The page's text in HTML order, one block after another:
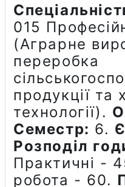
015
(Аграрне
переробка
продукції та
технології).
Семестр: 6.
Розподіл
Практичні -
робота - 60.